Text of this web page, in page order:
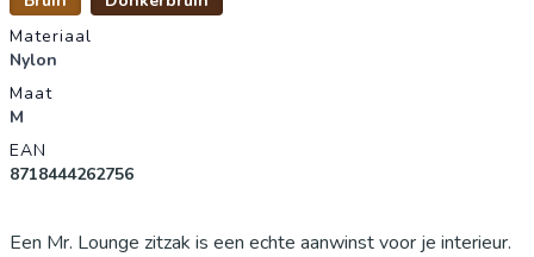
Materiaal
Nylon
Maat
M
EAN
8718444262756
Een Mr. Lounge zitzak is een echte aanwinst voor je interieur.